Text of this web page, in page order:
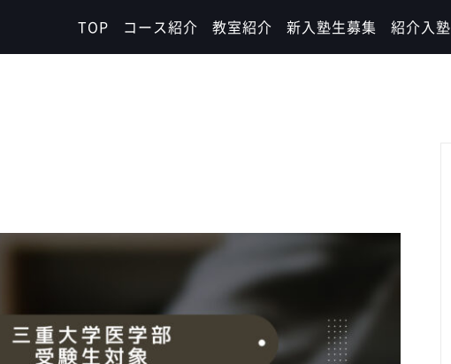
TOP コース紹介 教室紹介 新入塾生募集 紹介入塾